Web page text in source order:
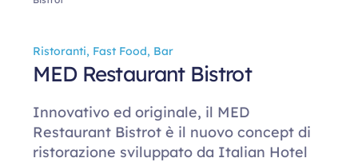
Ristoranti, Fast Food, Bar
MED Restaurant Bistrot
Innovativo ed originale, il MED
Restaurant Bistrot è il nuovo concept di
ristorazione sviluppato da Italian Hotel